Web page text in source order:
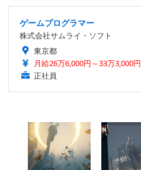
ゲームプログラマー
株式会社サムライ・ソフト
東京都
月給26万6,000円～33万3,000円
正社員